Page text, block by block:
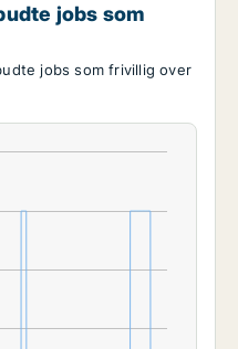
jobs som
jobs som frivillig over